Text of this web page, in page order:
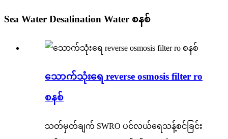
Sea Water Desalination Water စနစ်
သောက်သုံးရေ reverse osmosis filter ro
စနစ်
သတ်မှတ်ချက် SWRO ပင်လယ်ရေသန့်စင်ခြင်း